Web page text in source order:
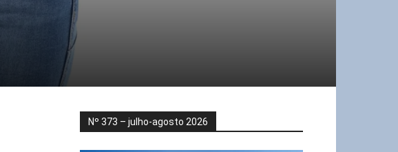
Nº 373 – julho-agosto 2026